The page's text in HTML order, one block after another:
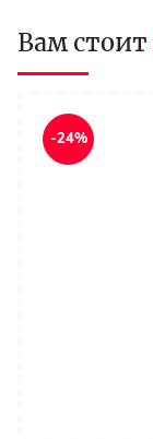
Вам стоит
-24%